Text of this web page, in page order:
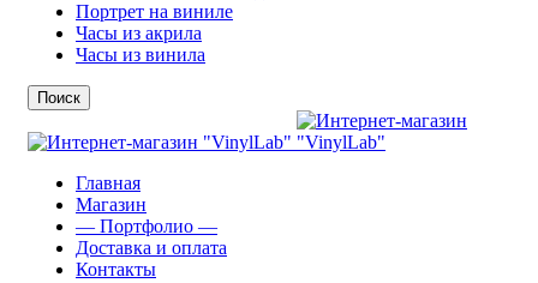
Портрет на виниле
Часы из акрила
Часы из винила
Поиск
Главная
Магазин
— Портфолио —
Доставка и оплата
Контакты